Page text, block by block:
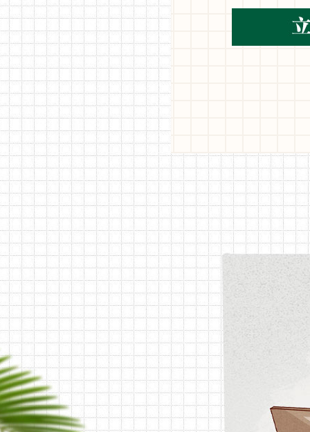
空间木作 背景墙
中式风格
现代风格
美式风格
全景展示